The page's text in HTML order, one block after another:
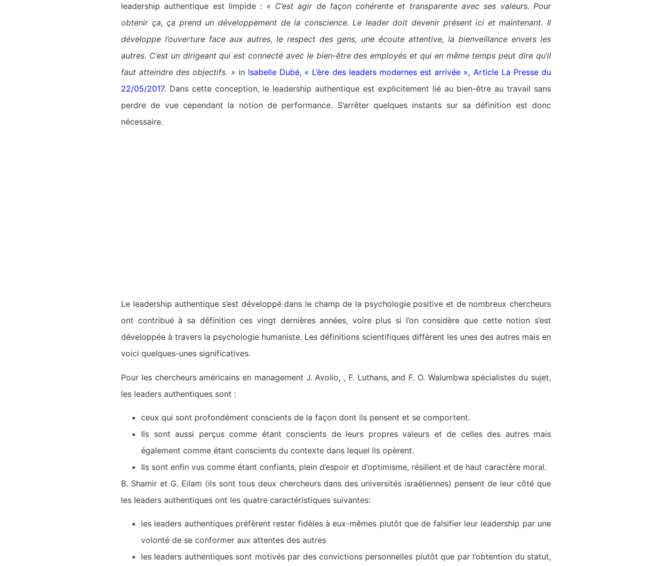
leadership authentique est limpide: « C’est agir de façon cohérente et transparente avec ses valeurs. Pour
obtenir ça, ça prend un développement de la conscience. Le leader doit devenir présent ici et maintenant. Il
développe l’ouverture face aux autres, le respect des gens, une écoute attentive, la bienveillance envers les
autres. C’est un dirigeant qui est connecté avec le bien-être des employés et qui en même temps peut dire qu’il
faut atteindre des objectifs. » in Isabelle Dubé, « L’ère des leaders modernes est arrivée », Article La Presse du
22/05/2017. Dans cette conception, le leadership authentique est explicitement lié au bien-être au travail sans
perdre de vue cependant la notion de performance. S’arrêter quelques instants sur sa définition est donc
nécessaire.
Le leadership authentique s’est développé dans le champ de la psychologie positive et de nombreux chercheurs
ont contribué à sa définition ces vingt dernières années, voire plus si l’on considère que cette notion s’est
développée à travers la psychologie humaniste. Les définitions scientifiques diffèrent les unes des autres mais en
voici quelques-unes significatives.
Pour les chercheurs américains en management J. Avolio, , F. Luthans, and F. O. Walumbwa spécialistes du sujet,
les leaders authentiques sont :
ceux qui sont profondément conscients de la façon dont ils pensent et se comportent.
Ils sont aussi perçus comme étant conscients de leurs propres valeurs et de celles des autres mais
également comme étant conscients du contexte dans lequel ils opèrent.
Ils sont enfin vus comme étant confiants, plein d’espoir et d’optimisme, résilient et de haut caractère moral.
B. Shamir et G. Eilam (ils sont tous deux chercheurs dans des universités israéliennes) pensent de leur côté que
les leaders authentiques ont les quatre caractéristiques suivantes:
les leaders authentiques préfèrent rester fidèles à eux-mêmes plutôt que de falsifier leur leadership par une
volonté de se conformer aux attentes des autres
les leaders authentiques sont motivés par des convictions personnelles plutôt que par l’obtention du statut,